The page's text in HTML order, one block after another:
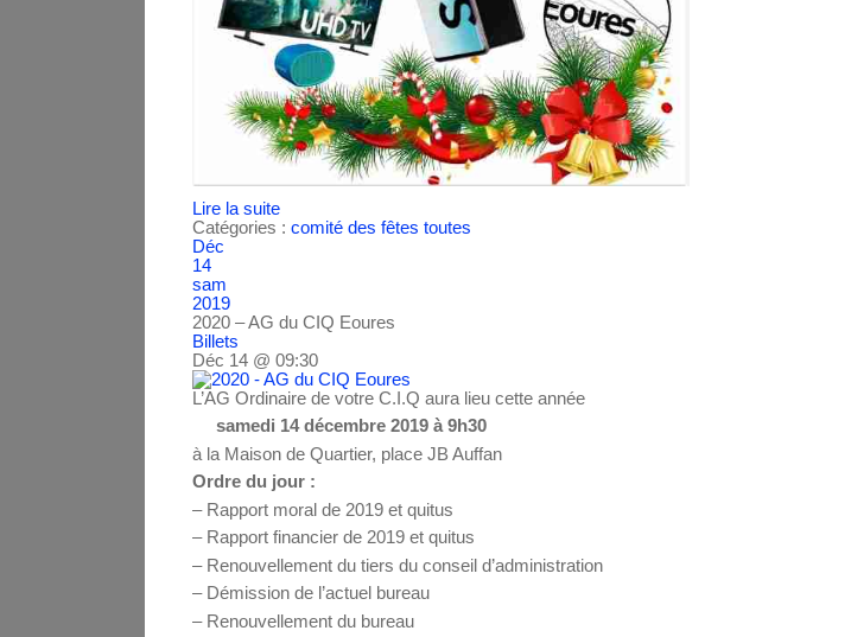
Lire la suite
Catégories : comité des fêtes toutes
Déc
14
sam
2019
2020 – AG du CIQ Eoures
Billets
Déc 14 @ 09:30
L’AG Ordinaire de votre C.I.Q aura lieu cette année
samedi 14 décembre 2019 à 9h30
à la Maison de Quartier, place JB Auffan
Ordre du jour :
– Rapport moral de 2019 et quitus
– Rapport financier de 2019 et quitus
– Renouvellement du tiers du conseil d’administration
– Démission de l’actuel bureau
– Renouvellement du bureau